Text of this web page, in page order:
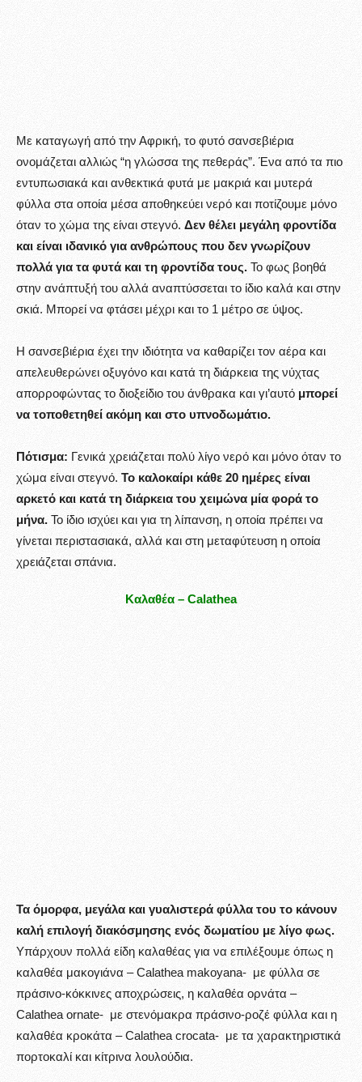
Με καταγωγή από την Αφρική, το φυτό σανσεβιέρια
ονομάζεται αλλιώς “η γλώσσα της πεθεράς”. Ένα από τα πιο
εντυπωσιακά και ανθεκτικά φυτά με μακριά και μυτερά
φύλλα στα οποία μέσα αποθηκεύει νερό και ποτίζουμε μόνο
όταν το χώμα της είναι στεγνό. Δεν θέλει μεγάλη φροντίδα
και είναι ιδανικό για ανθρώπους που δεν γνωρίζουν
πολλά για τα φυτά και τη φροντίδα τους. Το φως βοηθά
στην ανάπτυξή του αλλά αναπτύσσεται το ίδιο καλά και στην
σκιά. Μπορεί να φτάσει μέχρι και το 1 μέτρο σε ύψος.
Η σανσεβιέρια έχει την ιδιότητα να καθαρίζει τον αέρα και
απελευθερώνει οξυγόνο και κατά τη διάρκεια της νύχτας
απορροφώντας το διοξείδιο του άνθρακα και γι’αυτό μπορεί
να τοποθετηθεί ακόμη και στο υπνοδωμάτιο.
Πότισμα: Γενικά χρειάζεται πολύ λίγο νερό και μόνο όταν το
χώμα είναι στεγνό. Το καλοκαίρι κάθε 20 ημέρες είναι
αρκετό και κατά τη διάρκεια του χειμώνα μία φορά το
μήνα. Το ίδιο ισχύει και για τη λίπανση, η οποία πρέπει να
γίνεται περιστασιακά, αλλά και στη μεταφύτευση η οποία
χρειάζεται σπάνια.
Καλαθέα – Calathea
Τα όμορφα, μεγάλα και γυαλιστερά φύλλα του το κάνουν
καλή επιλογή διακόσμησης ενός δωματίου με λίγο φως.
Υπάρχουν πολλά είδη καλαθέας για να επιλέξουμε όπως η
καλαθέα μακογιάνα – Calathea makoyana- με φύλλα σε
πράσινο-κόκκινες αποχρώσεις, η καλαθέα ορνάτα –
Calathea ornate- με στενόμακρα πράσινο-ροζέ φύλλα και η
καλαθέα κροκάτα – Calathea crocata- με τα χαρακτηριστικά
πορτοκαλί και κίτρινα λουλούδια.